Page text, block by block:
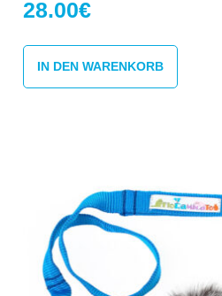
28.00€
IN DEN WARENKORB